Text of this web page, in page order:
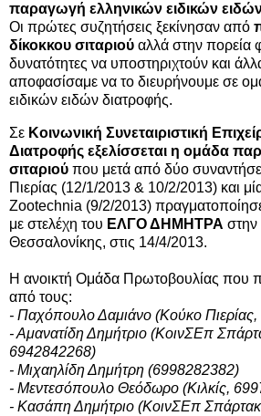
παραγωγή ελληνικών ειδικών
Οι πρώτες συζητήσεις ξεκίνησαν από
δίκοκκου σιταριού αλλά στην πορεία
δυνατότητες να υποστηριχτούν και
αποφασίσαμε να το διευρήνουμε σε
ειδικών ειδών διατροφής.
Σε Κοινωνική Συνεταιριστική
Διατροφής εξελίσσεται η ομάδα
σιταριού που μετά από δύο
Πιερίας (12/1/2013 & 10/2/2013) και
Zootechnia (9/2/2013)
με στελέχη του ΕΛΓΟ ΔΗΜΗΤΡΑ
Θεσσαλονίκης, στις 14/4/2013.
Η ανοικτή Ομάδα Πρωτοβουλίας που
από τους:
- Παχόπουλο Δαμιάνο (Κούκο
- Αμανατίδη Δημήτριο (ΚοινΣΕπ
6942842268)
- Μιχαηλίδη Δημήτρη (6998282382)
- Μεντεσόπουλο Θεόδωρο (Κιλκίς,
- Κασάπη Δημήτριο (ΚοινΣΕπ